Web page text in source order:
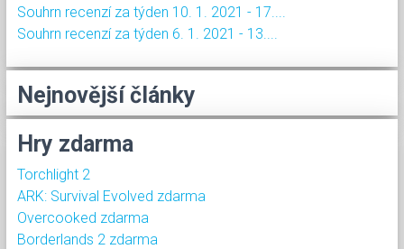
Souhrn recenzí za týden 10. 1. 2021 - 17....
Souhrn recenzí za týden 6. 1. 2021 - 13....
Nejnovější články
Hry zdarma
Torchlight 2
ARK: Survival Evolved zdarma
Overcooked zdarma
Borderlands 2 zdarma